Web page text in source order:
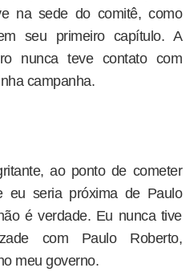
na sede do comitê, como
seu primeiro capítulo. A
nunca teve contato com
campanha.
ao ponto de cometer
eu seria próxima de Paulo
é verdade. Eu nunca tive
com Paulo Roberto,
meu governo.